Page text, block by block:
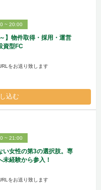
~ 20:00
】物件取得・採用・運営
資型FC
をお送り致します
込む
~ 21:00
い女性の第3の選択肢。専
経験から参入！
をお送り致します